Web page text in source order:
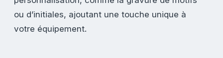
ou d’initiales, ajoutant une touche unique à
votre équipement.